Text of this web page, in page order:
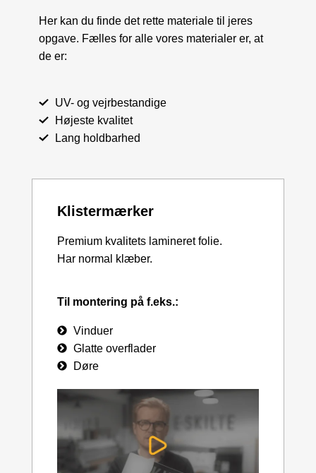
Her kan du finde det rette materiale til jeres
opgave. Fælles for alle vores materialer er, at
de er:
UV- og vejrbestandige
Højeste kvalitet
Lang holdbarhed
Klistermærker
Premium kvalitets lamineret folie.
Har normal klæber.
Til montering på f.eks.:
Vinduer
Glatte overflader
Døre